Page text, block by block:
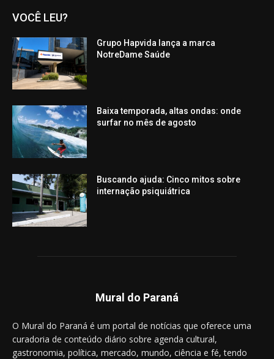
VOCÊ LEU?
Grupo Hapvida lança a marca
NotreDame Saúde
Baixa temporada, altas ondas: onde
surfar no mês de agosto
Buscando ajuda: Cinco mitos sobre
internação psiquiátrica
Mural do Paraná
O Mural do Paraná é um portal de notícias que oferece uma
curadoria de conteúdo diário sobre agenda cultural,
gastronomia, política, mercado, mundo, ciência e fé, tendo